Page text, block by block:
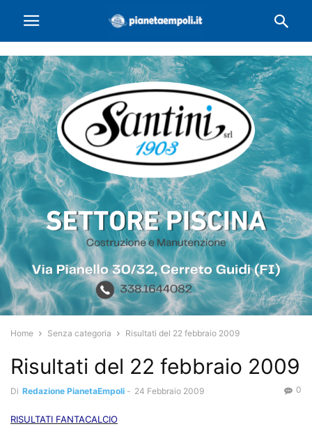
Home Senza categoria Risultati del 22 febbraio 2009
Risultati del 22 febbraio 2009
Di Redazione PianetaEmpoli - 24 Febbraio 2009 0
RISULTATI FANTACALCIO